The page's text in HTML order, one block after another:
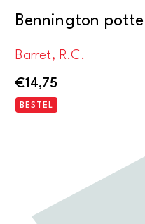
Bennington
Barret, R.C.
€14,75
BESTEL